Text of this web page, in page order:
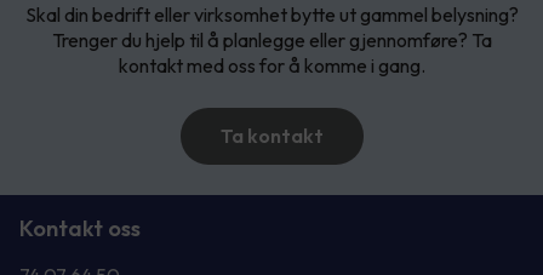
Skal din bedrift eller virksomhet bytte ut gammel belysning?
Trenger du hjelp til å planlegge eller gjennomføre? Ta
kontakt med oss for å komme i gang.
Ta kontakt
Kontakt oss